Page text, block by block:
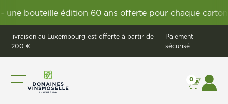
bouteille édition 60 ans offerte pour chaque carton
livraison au Luxembourg est offerte à partir de
200 €
Paiement
sécurisé
0